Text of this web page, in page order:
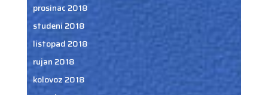
prosinac 2018
studeni 2018
listopad 2018
rujan 2018
kolovoz 2018